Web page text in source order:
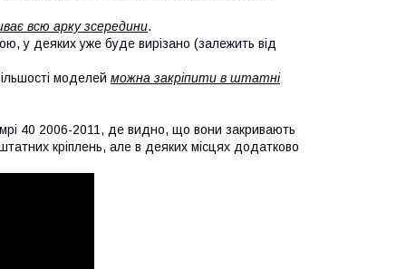
всю арку зсередини.
у деяких уже буде вирізано (залежить від
моделей можна закріпити в штатні
40 2006-2011, де видно, що вони закривають
кріплень, але в деяких місцях додатково